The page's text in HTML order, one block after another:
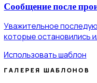
Сообщение после
Уважительное
которые остановились
Использовать шаблон
ГАЛЕРЕЯ ШАБЛОНОВ